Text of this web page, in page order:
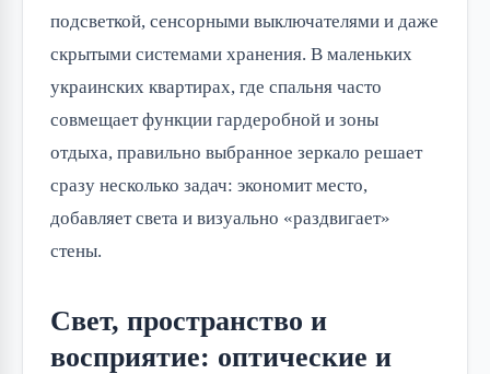
подсветкой, сенсорными выключателями и даже
скрытыми системами хранения. В маленьких
украинских квартирах, где спальня часто
совмещает функции гардеробной и зоны
отдыха, правильно выбранное зеркало решает
сразу несколько задач: экономит место,
добавляет света и визуально «раздвигает»
стены.
Свет, пространство и
восприятие: оптические и